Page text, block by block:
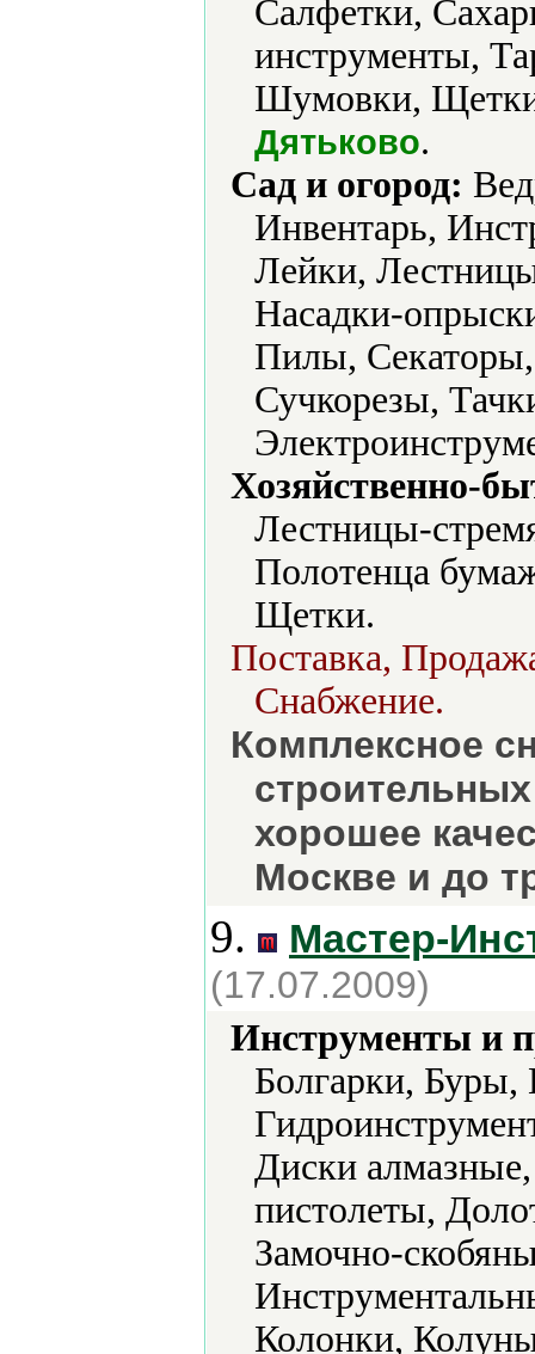
Салфетки,
инструменты,
Шумовки,
Дятьково.
Сад и огород:
Инвентарь,
Лейки,
Насадки-
Пилы,
Сучкорезы,
Хозяйственно-
Лестницы-
Полотенца
Щетки.
Поставка,
Снабжение.
Комплексное
хорошее
Москве и до
9. Мастер-
(17.07.2009)
Инструменты и
Болгарки, Буры,
Диски
пистолеты,
Замочно-
Колонки,